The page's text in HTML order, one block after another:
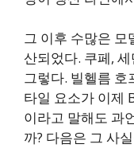
그 이후 수많은 모
산되었다. 쿠페,
그렇다. 빌헬름 호
타일 요소가 이제
이라고 말해도 과
까? 다음은 그 사